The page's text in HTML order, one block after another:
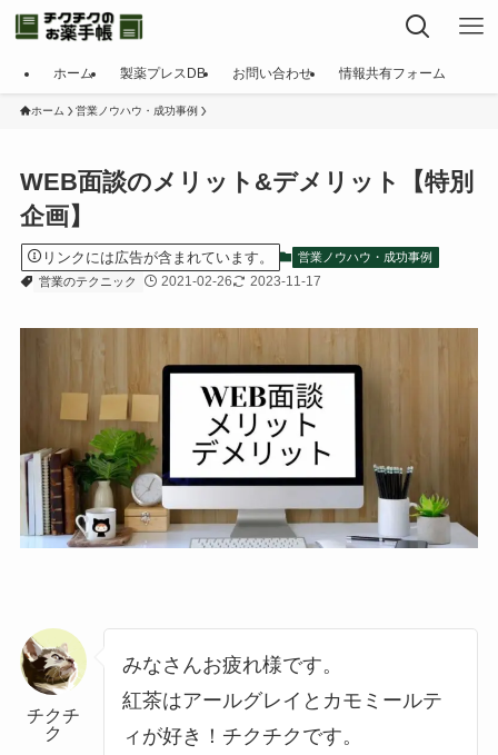
ホーム 製薬プレスDB お問い合わせ 情報共有フォーム
ホーム 営業ノウハウ・成功事例
WEB面談のメリット&デメリット【特別
企画】
リンクには広告が含まれています。
営業ノウハウ・成功事例
営業のテクニック
2021-02-26 2023-11-17
チクチ
ク
みなさんお疲れ様です。
紅茶はアールグレイとカモミールテ
ィが好き！チクチクです。